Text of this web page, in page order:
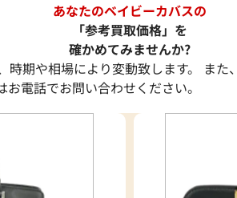
あなたのベイビーカバスの
「参考買取価格」を
確かめてみませんか?
時期や相場により変動致します。 また
電話でお問い合わせください。